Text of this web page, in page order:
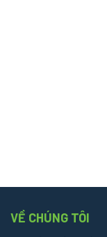
VỀ CHÚNG TÔI